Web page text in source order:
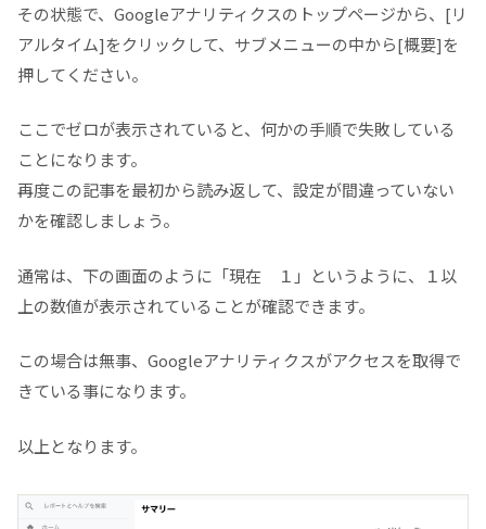
その状態で、Googleアナリティクスのトップページから、[リ
アルタイム]をクリックして、サブメニューの中から[概要]を
押してください。
ここでゼロが表示されていると、何かの手順で失敗している
ことになります。
再度この記事を最初から読み返して、設定が間違っていない
かを確認しましょう。
通常は、下の画面のように「現在 １」というように、１以
上の数値が表示されていることが確認できます。
この場合は無事、Googleアナリティクスがアクセスを取得で
きている事になります。
以上となります。